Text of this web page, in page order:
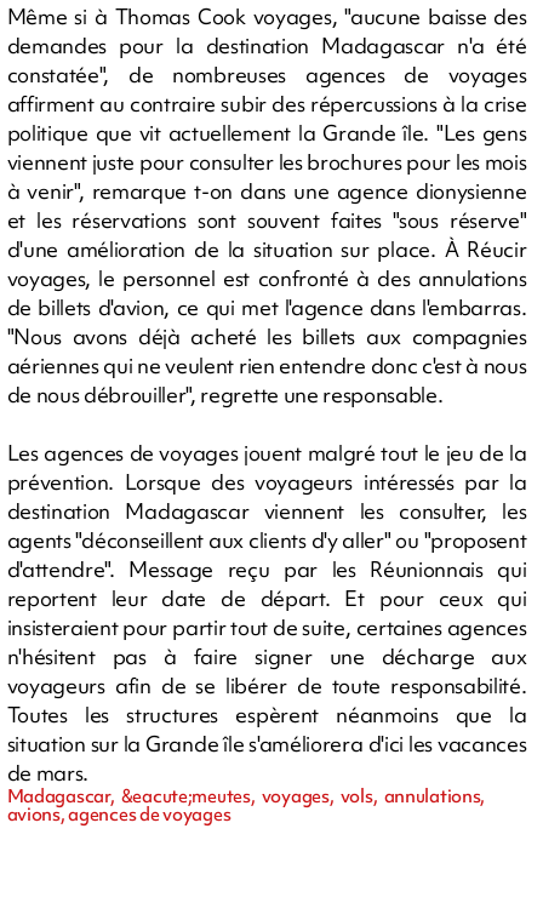
Même si à Thomas Cook voyages, "aucune baisse des
demandes pour la destination Madagascar n'a été
constatée", de nombreuses agences de voyages
affirment au contraire subir des répercussions à la crise
politique que vit actuellement la Grande île. "Les gens
viennent juste pour consulter les brochures pour les mois
à venir", remarque t-on dans une agence dionysienne
et les réservations sont souvent faites "sous réserve"
d'une amélioration de la situation sur place. À Réucir
voyages, le personnel est confronté à des annulations
de billets d'avion, ce qui met l'agence dans l'embarras.
"Nous avons déjà acheté les billets aux compagnies
aériennes qui ne veulent rien entendre donc c'est à nous
de nous débrouiller", regrette une responsable.
Les agences de voyages jouent malgré tout le jeu de la
prévention. Lorsque des voyageurs intéressés par la
destination Madagascar viennent les consulter, les
agents "déconseillent aux clients d'y aller" ou "proposent
d'attendre". Message reçu par les Réunionnais qui
reportent leur date de départ. Et pour ceux qui
insisteraient pour partir tout de suite, certaines agences
n'hésitent pas à faire signer une décharge aux
voyageurs afin de se libérer de toute responsabilité.
Toutes les structures espèrent néanmoins que la
situation sur la Grande île s'améliorera d'ici les vacances
de mars.
Madagascar, &eacute;meutes, voyages, vols, annulations,
avions, agences de voyages